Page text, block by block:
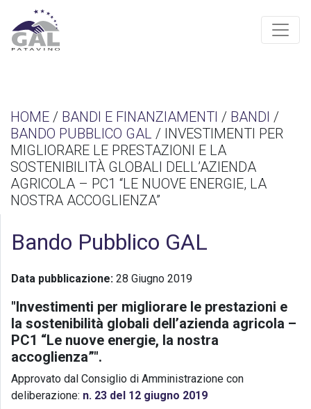
HOME / BANDI E FINANZIAMENTI / BANDI /
BANDO PUBBLICO GAL / INVESTIMENTI PER
MIGLIORARE LE PRESTAZIONI E LA
SOSTENIBILITÀ GLOBALI DELL’AZIENDA
AGRICOLA – PC1 “LE NUOVE ENERGIE, LA
NOSTRA ACCOGLIENZA”
Bando Pubblico GAL
Data pubblicazione: 28 Giugno 2019
"Investimenti per migliorare le prestazioni e
la sostenibilità globali dell’azienda agricola –
PC1 “Le nuove energie, la nostra
accoglienza”".
Approvato dal Consiglio di Amministrazione con
deliberazione: n. 23 del 12 giugno 2019